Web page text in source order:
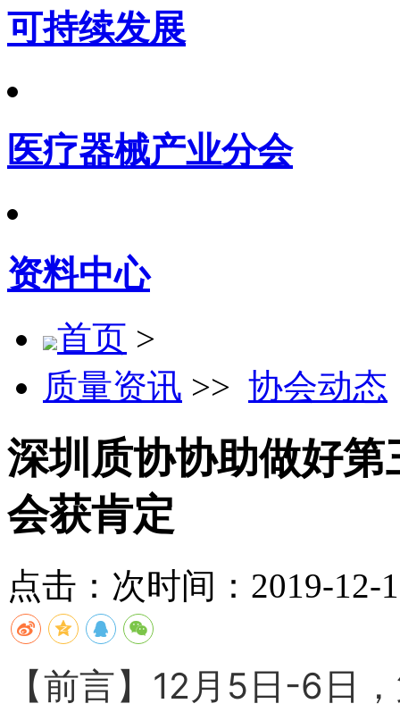
可持续发展
医疗器械产业分会
资料中心
首页 >
质量资讯 >> 协会动态
深圳质协协助做好
会获肯定
点击： 次时间：2019-12-
【前言】12月5日-6日